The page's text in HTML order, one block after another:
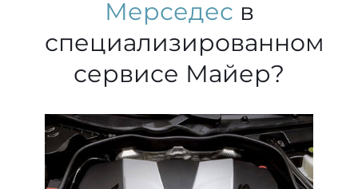
Мерседес в
специализированном
сервисе Майер?